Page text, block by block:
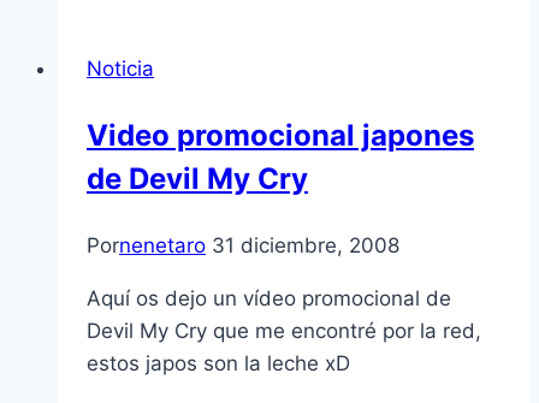
Noticia
Video promocional japones
de Devil My Cry
Pornenetaro 31 diciembre, 2008
Aquí­ os dejo un ví­deo promocional de
Devil My Cry que me encontré por la red,
estos japos son la leche xD